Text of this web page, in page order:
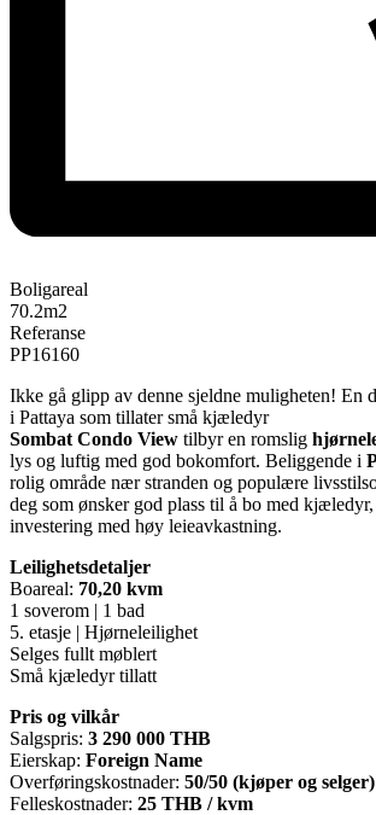
Boligareal
70.2m2
Referanse
PP16160
Ikke gå glipp av denne sjeldne muligheten! En
i Pattaya som tillater små kjæledyr
Sombat Condo View tilbyr en romslig
lys og luftig med god bokomfort. Beliggende i
rolig område nær stranden og populære
deg som ønsker god plass til å bo med
investering med høy leieavkastning.
Leilighetsdetaljer
Boareal: 70,20 kvm
1 soverom | 1 bad
5. etasje | Hjørneleilighet
Selges fullt møblert
Små kjæledyr tillatt
Pris og vilkår
Salgspris: 3 290 000 THB
Eierskap: Foreign Name
Overføringskostnader: 50/50 (kjøper og selger)
Felleskostnader: 25 THB / kvm